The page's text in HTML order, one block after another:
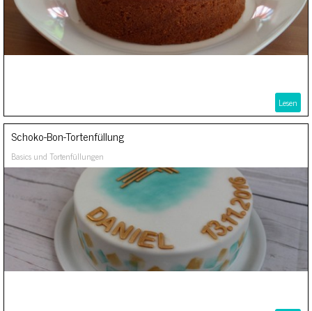
Lesen
Schoko-Bon-Tortenfüllung
Basics und Tortenfüllungen